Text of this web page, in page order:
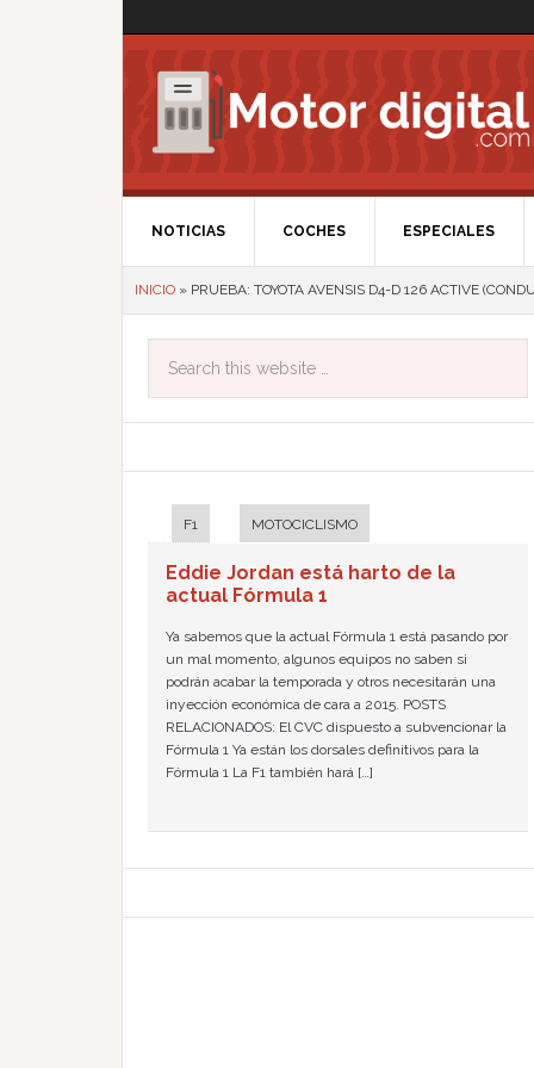
NOTICIAS COCHES ESPECIALES
INICIO » PRUEBA: TOYOTA AVENSIS D4-D 126 ACTIVE
F1 MOTOCICLISMO
Eddie Jordan está harto de la
actual Fórmula 1
Ya sabemos que la actual Fórmula 1 está pasando por
un mal momento, algunos equipos no saben si
podrán acabar la temporada y otros necesitarán una
inyección económica de cara a 2015. POSTS
RELACIONADOS: El CVC dispuesto a subvencionar la
Fórmula 1 Ya están los dorsales definitivos para la
Fórmula 1 La F1 también hará […]